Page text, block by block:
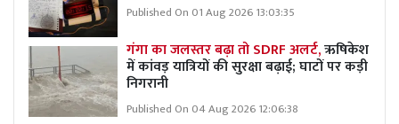
Published On 01 Aug 2026 13:03:35
गंगा का जलस्तर बढ़ा तो SDRF अलर्ट,ऋषिकेश
में कांवड़ यात्रियों की सुरक्षा बढ़ाई; घाटों पर कड़ी
निगरानी
Published On 04 Aug 2026 12:06:38